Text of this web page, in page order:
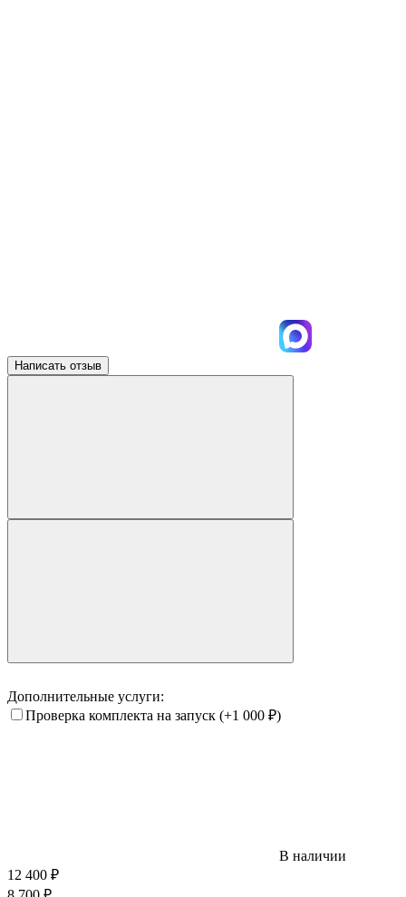
Написать отзыв
Дополнительные услуги:
Проверка комплекта на запуск (+1 000 ₽)
В наличии
12 400 ₽